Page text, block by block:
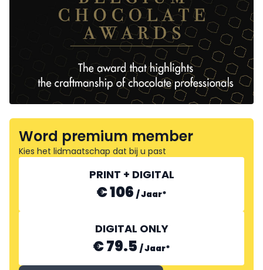
Word premium member
Kies het lidmaatschap dat bij u past
PRINT + DIGITAL
€ 106 /Jaar*
DIGITAL ONLY
€ 79.5 /Jaar*